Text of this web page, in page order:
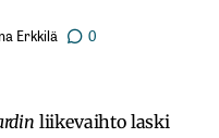
Erkkilä 0
liikevaihto laski